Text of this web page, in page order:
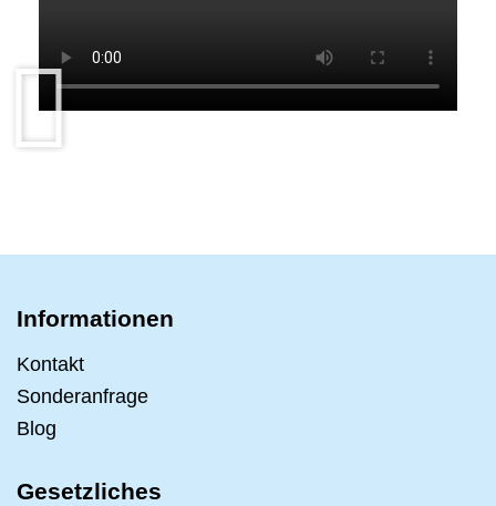
Informationen
Kontakt
Sonderanfrage
Blog
Gesetzliches